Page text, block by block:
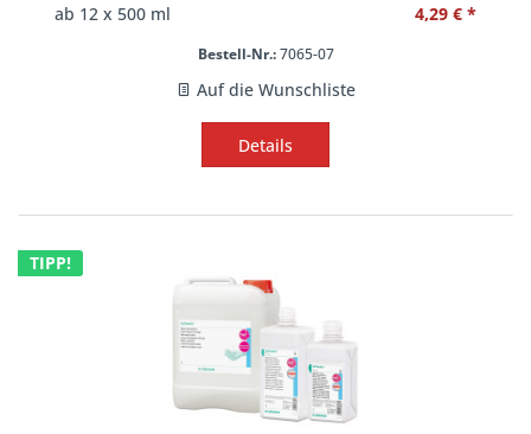
ab 12x 500 ml 4,29 € *
Bestell-Nr.:7065-07
Auf die Wunschliste
Details
TIPP!